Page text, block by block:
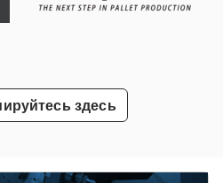
Здания
здесь